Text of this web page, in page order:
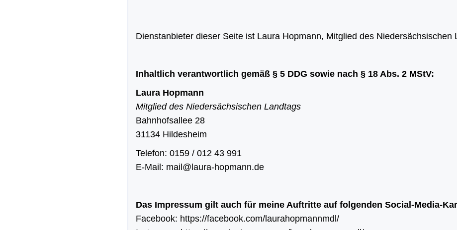
Dienstanbieter dieser Seite ist Laura Hopmann, Mitglied des Niedersächsischen
Inhaltlich verantwortlich gemäß § 5 DDG sowie nach § 18 Abs. 2 MStV:
Laura Hopmann
Mitglied des Niedersächsischen Landtags
Bahnhofsallee 28
31134 Hildesheim
Telefon: 0159 / 012 43 991
E-Mail: mail@laura-hopmann.de
Das Impressum gilt auch für meine Auftritte auf folgenden Social-Media-
Facebook: https://facebook.com/laurahopmannmdl/